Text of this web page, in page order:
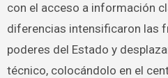
con el acceso a información
diferencias intensificaron las
poderes del Estado y
técnico, colocándolo en el